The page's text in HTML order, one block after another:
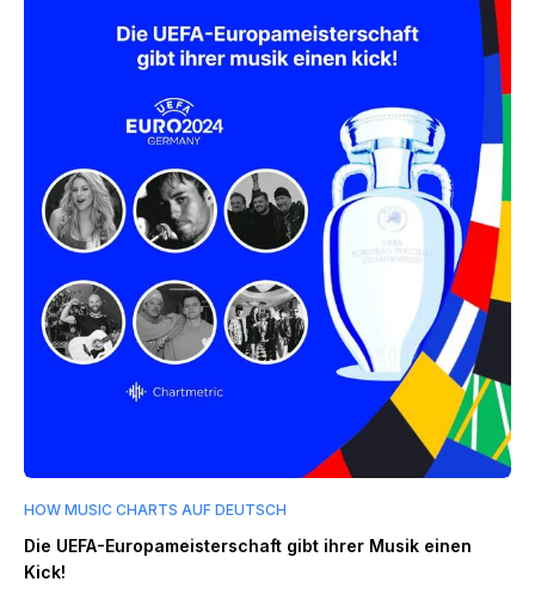
HOW MUSIC CHARTS AUF DEUTSCH
Die UEFA-Europameisterschaft gibt ihrer Musik einen
Kick!